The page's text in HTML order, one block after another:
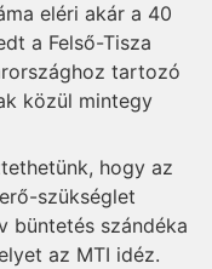
eléri akár a 40
a Felső-Tisza
tartozó
közül mintegy
hogy az
szükséglet
büntetés szándéka
az MTI idéz.